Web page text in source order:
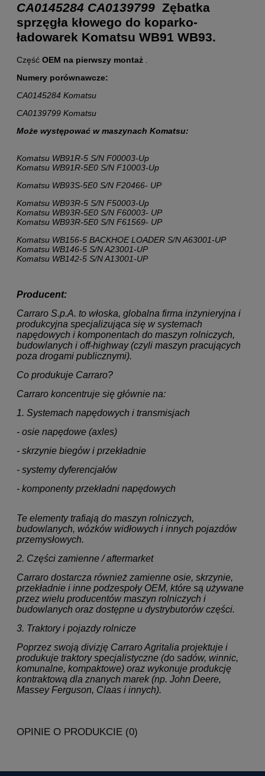
CA0145284 CA0139799 Zębatka
sprzęgła kłowego do koparko-
ładowarek Komatsu WB91 WB93.
Część OEM na pierwszy montaż
Numery porównawcze:
CA0145284 Komatsu
CA0139799 Komatsu
Może występować w maszynach Komatsu:
Komatsu WB91R-5 S/N F00003-Up
Komatsu WB91R-5E0 S/N F10003-Up
Komatsu WB93S-5E0 S/N F20466- UP
Komatsu WB93R-5 S/N F50003-Up
Komatsu WB93R-5E0 S/N F60003- UP
Komatsu WB93R-5E0 S/N F61569- UP
Komatsu WB156-5 BACKHOE LOADER S/N A63001-UP
Komatsu WB146-5 S/N A23001-UP
Komatsu WB142-5 S/N A13001-UP
Producent:
Carraro S.p.A. to włoska, globalna firma inżynieryjna i
produkcyjna specjalizująca się wsystemach
napędowych i komponentach do maszyn rolniczych,
budowlanych i off-highway (czyli maszyn pracujących
poza drogami publicznymi).
Co produkuje Carraro?
Carraro koncentruje się głównie na:
1. Systemach napędowych i transmisjach
- osie napędowe (axles)
- skrzynie biegów i przekładnie
- systemy dyferencjałów
- komponenty przekładni napędowych
Te elementy trafiają do maszyn rolniczych,
budowlanych, wózków widłowych i innych pojazdów
przemysłowych.
2. Części zamienne / aftermarket
Carraro dostarcza również zamienne osie, skrzynie,
przekładnie i inne podzespoły OEM, które są używane
przez wielu producentów maszyn rolniczych i
budowlanych oraz dostępne u dystrybutorów części.
3. Traktory i pojazdy rolnicze
Poprzez swoją divizję Carraro Agritalia projektuje i
produkuje traktory specjalistyczne (do sadów, winnic,
komunalne, kompaktowe) oraz wykonuje produkcję
kontraktową dla znanych marek (np. John Deere,
Massey Ferguson, Claas i innych).
OPINIE O PRODUKCIE (0)